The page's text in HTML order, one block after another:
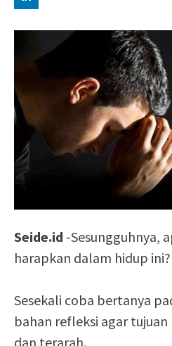
Seide.id -Sesungguhnya,
harapkan dalam hidup ini?
Sesekali coba bertanya
bahan refleksi agar
dan terarah.